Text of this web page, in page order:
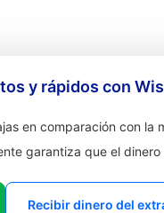
y rápidos con
en comparación con la
garantiza que el dinero
Recibir dinero del